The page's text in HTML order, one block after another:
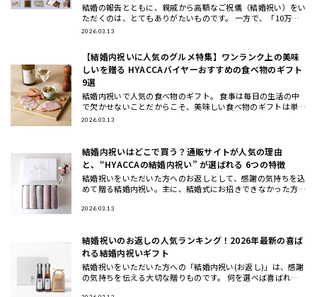
結婚の報告とともに、親戚から高額なご祝儀（結婚祝い）をい
ただくのは、とてもありがたいものです。 一方で、「10万円
もの結婚祝いをいただいた場合、内祝い（お返し）はどうすれ
2026.03.13
【結婚内祝いに人気のグルメ特集】ワンランク上の美味
しいを贈る HYACCAバイヤーおすすめの食べ物のギフト
9選
結婚内祝いで人気の食べ物のギフト。 食事は毎日の生活の中
で欠かせないことだからこそ、美味しい食べ物のギフトは単身
の方からファミリーまで幅広く喜ばれる結婚内祝いです。 そ
2026.03.13
結婚内祝いはどこで買う？通販サイトが人気の理由
と、“HYACCAの結婚内祝い” が選ばれる 6つの特徴
結婚祝いをいただいた方へのお返しとして、感謝の気持ちを込
めて贈る結婚内祝い。主に、結婚式にお招きできなかった方か
婚式をしてい
2026.03.13
結婚祝いのお返しの人気ランキング！2026年最新の喜ば
れる結婚内祝いギフト
結婚祝いをいただいた方への「結婚内祝い(お返し)」は、感謝
の気持ちを伝える大切な贈りものです。 何を選べば喜ばれる